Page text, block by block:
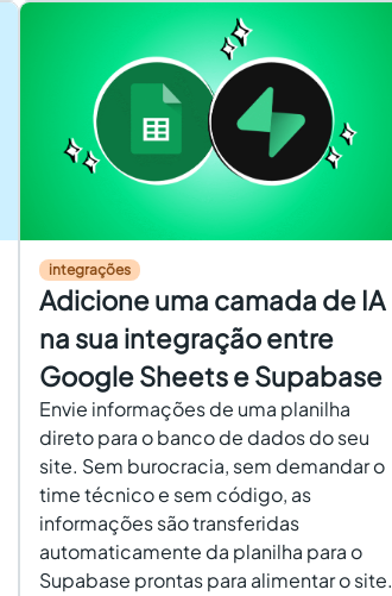
integrações
Adicione uma camada de IA
na sua integração entre
Google Sheets e Supabase
Envie informações de uma planilha
direto para o banco de dados do seu
site. Sem burocracia, sem demandar o
time técnico e sem código, as
informações são transferidas
automaticamente da planilha para o
Supabase prontas para alimentar o site.